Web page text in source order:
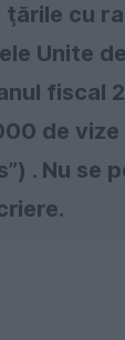
ţările cu
Unite
fiscal
de vize
. Nu se